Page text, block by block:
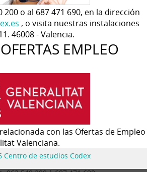
200 o al 687 471 690, en la dirección
, o visita nuestras instalaciones
46008 - Valencia.
EMPLEO
con las Ofertas de Empleo
Valenciana.
Centro de estudios Codex